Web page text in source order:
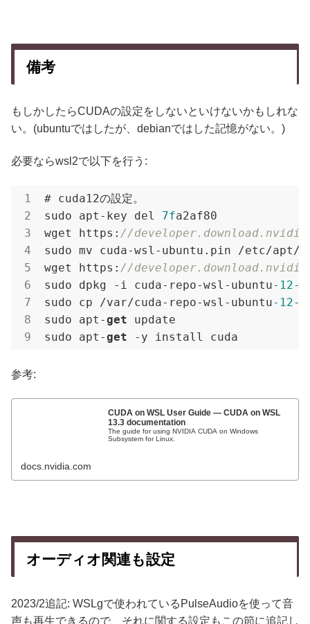
備考
もしかしたらCUDAの設定をしないといけないかもしれな
い。(ubuntuではしたが、debianではした記憶がない。)
必要ならwsl2で以下を行う:
# cuda12の設定。
sudo apt-key del 7fa2af80
wget https: //
sudo mv cuda-wsl-ubuntu.pin /etc/apt/
wget https: //
sudo dpkg -i cuda-repo-wsl-ubuntu-12-0
sudo cp /var/cuda-repo-wsl-ubuntu-12-0
sudo apt-get update
sudo apt-get -y install cuda
参考:
CUDA on WSL User Guide — CUDA on WSL
13.3 documentation
The guide for using NVIDIA CUDA on Windows
Subsystem for Linux.
docs.nvidia.com
オーディオ関連も設定
2023/2追記: WSLgで使われているPulseAudioを使って音
声も再生できるので、それに関する設定もこの節に追記し